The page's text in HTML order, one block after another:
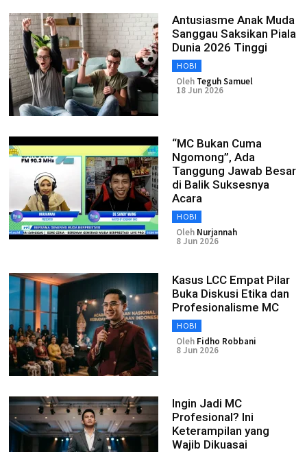
Antusiasme Anak Muda
Sanggau Saksikan Piala
Dunia 2026 Tinggi
HOBI
Oleh Teguh Samuel
18 Jun 2026
“MC Bukan Cuma
Ngomong”, Ada
Tanggung Jawab Besar
di Balik Suksesnya
Acara
HOBI
Oleh Nurjannah
8 Jun 2026
Kasus LCC Empat Pilar
Buka Diskusi Etika dan
Profesionalisme MC
HOBI
Oleh Fidho Robbani
8 Jun 2026
Ingin Jadi MC
Profesional? Ini
Keterampilan yang
Wajib Dikuasai